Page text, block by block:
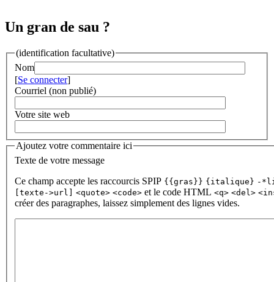
Un gran de sau ?
(identification facultative)
Nom
[Se connecter]
Courriel (non publié)
Votre site web
Ajoutez votre commentaire ici
Texte de votre message
Ce champ accepte les raccourcis SPIP {{gras}} {italique} -
[texte->url] <quote> <code> et le code HTML <q> <del>
créer des paragraphes, laissez simplement des lignes vides.